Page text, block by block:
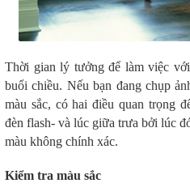
Thời gian lý tưởng để làm việc
buổi chiều. Nếu bạn đang chụp
màu sắc, có hai điều quan trọng
đèn flash- và lúc giữa trưa bởi lúc
màu không chính xác.
Kiểm tra màu sắc